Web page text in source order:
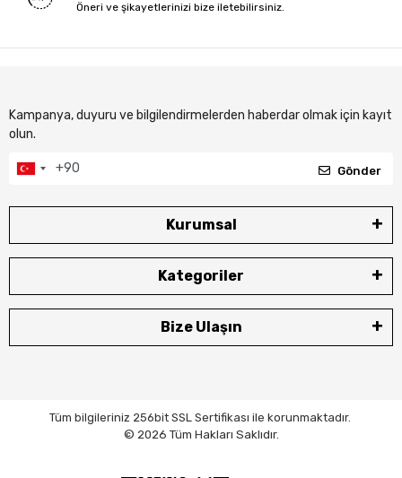
Öneri ve şikayetlerinizi bize iletebilirsiniz.
Kampanya, duyuru ve bilgilendirmelerden haberdar olmak için kayıt
olun.
Gönder
Kurumsal
Kategoriler
Bize Ulaşın
Tüm bilgileriniz 256bit SSL Sertifikası ile korunmaktadır.
© 2026 Tüm Hakları Saklıdır.